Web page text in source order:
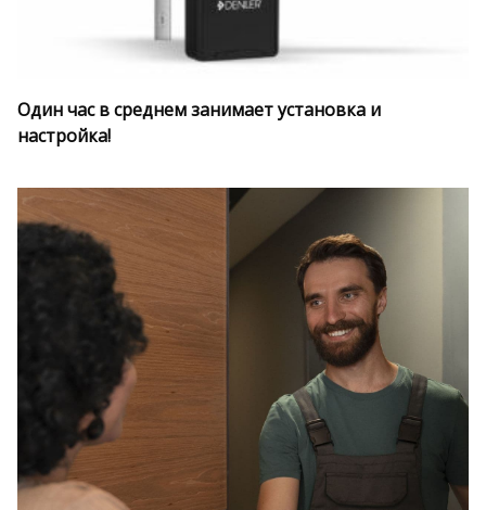
Один час в среднем занимает установка и
настройка!